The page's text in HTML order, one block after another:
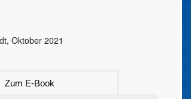
, Oktober 2021
Zum E-Book